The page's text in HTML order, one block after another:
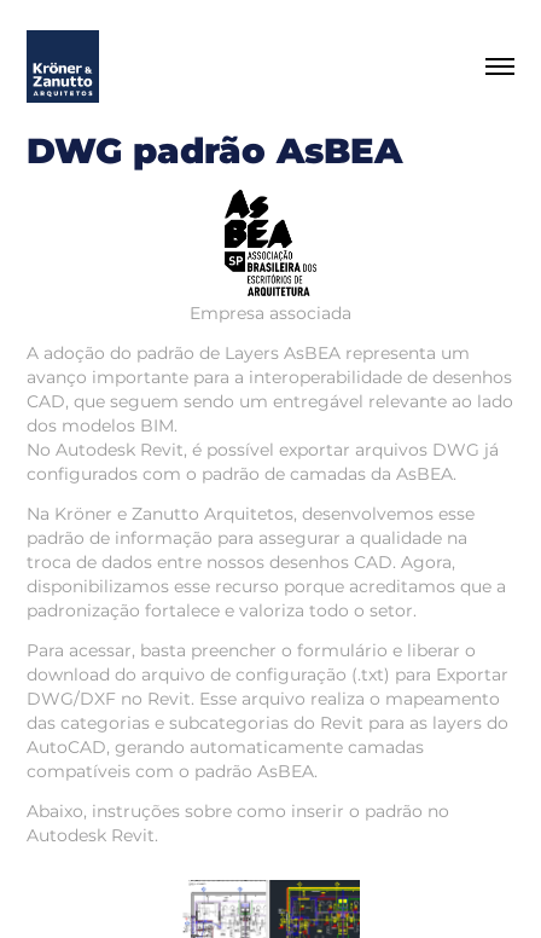
DWG padrão AsBEA
Empresa associada
A adoção do padrão de Layers AsBEA representa um
avanço importante para a interoperabilidade de desenhos
CAD, que seguem sendo um entregável relevante ao lado
dos modelos BIM.
No Autodesk Revit, é possível exportar arquivos DWG já
configurados com o padrão de camadas da AsBEA.
Na Kröner e Zanutto Arquitetos, desenvolvemos esse
padrão de informação para assegurar a qualidade na
troca de dados entre nossos desenhos CAD. Agora,
disponibilizamos esse recurso porque acreditamos que a
padronização fortalece e valoriza todo o setor.
Para acessar, basta preencher o formulário e liberar o
download do arquivo de configuração (.txt) para Exportar
DWG/DXF no Revit. Esse arquivo realiza o mapeamento
das categorias e subcategorias do Revit para as layers do
AutoCAD, gerando automaticamente camadas
compatíveis com o padrão AsBEA.
Abaixo, instruções sobre como inserir o padrão no
Autodesk Revit.